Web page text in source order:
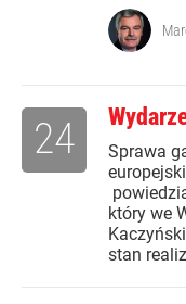
Sprawa
który we
stan
24